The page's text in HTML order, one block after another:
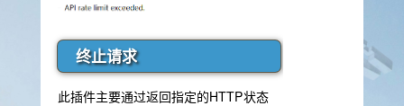
终止请求
此插件主要通过返回指定的HTTP状态